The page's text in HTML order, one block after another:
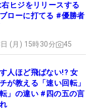
ヒジをリリースする
ローに打てる #優勝者
(月) 15時30分 45
人ほど飛ばない!? 女
が教える「速い回転」
」の違い #四の五の言